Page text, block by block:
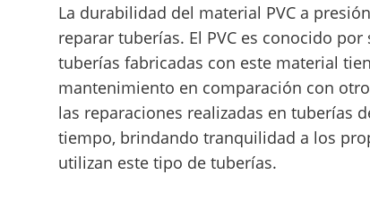
La durabilidad del material PVC a
reparar tuberías. El PVC es conocido
tuberías fabricadas con este material
mantenimiento en comparación con
las reparaciones realizadas en tuberías
tiempo, brindando tranquilidad a los
utilizan este tipo de tuberías.